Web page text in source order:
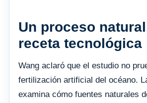
Un proceso
receta tecnológica
Wang aclaró que el estudio no
fertilización artificial del océano.
examina cómo fuentes naturales